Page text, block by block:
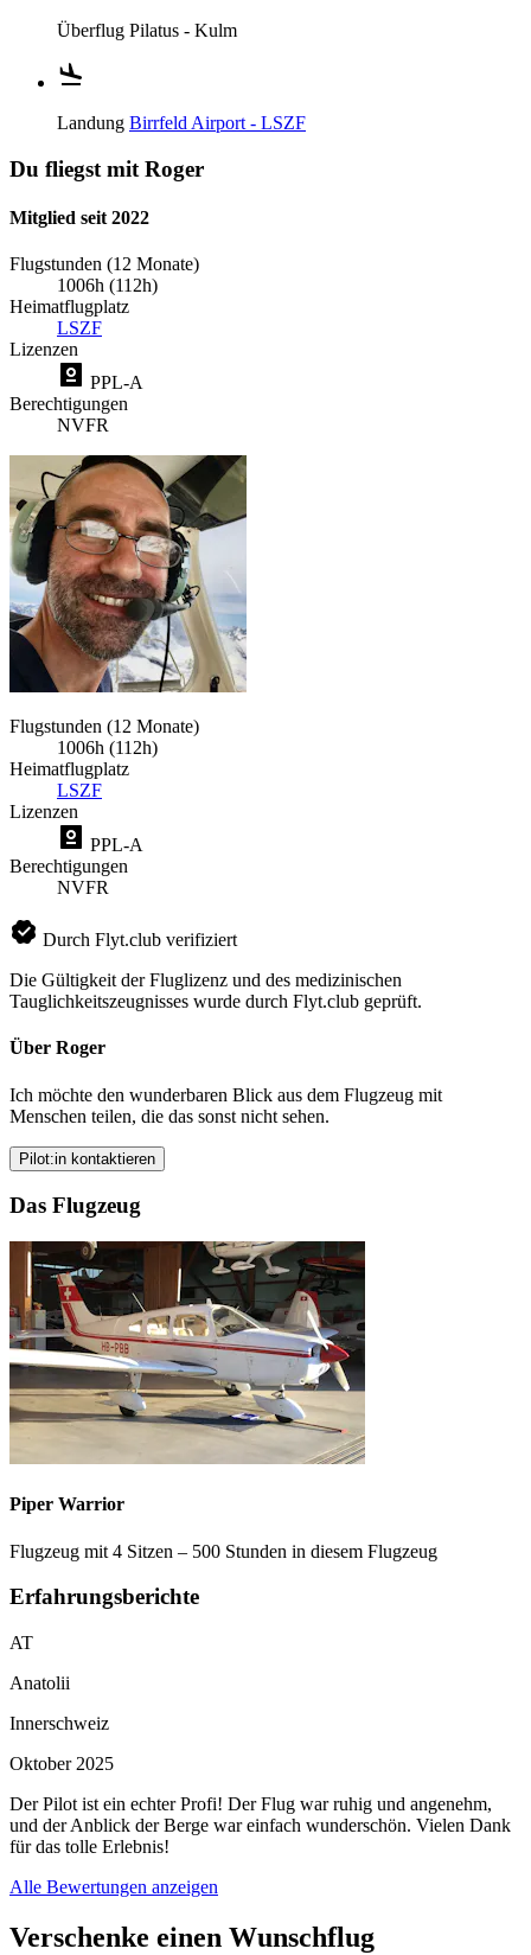
Überflug Pilatus - Kulm
Landung Birrfeld Airport - LSZF
Du fliegst mit Roger
Mitglied seit 2022
Flugstunden (12 Monate)
1006h (112h)
Heimatflugplatz
LSZF
Lizenzen
PPL-A
Berechtigungen
NVFR
Flugstunden (12 Monate)
1006h (112h)
Heimatflugplatz
LSZF
Lizenzen
PPL-A
Berechtigungen
NVFR
Durch Flyt.club verifiziert
Die Gültigkeit der Fluglizenz und des medizinischen
Tauglichkeitszeugnisses wurde durch Flyt.club geprüft.
Über Roger
Ich möchte den wunderbaren Blick aus dem Flugzeug mit
Menschen teilen, die das sonst nicht sehen.
Pilot:in kontaktieren
Das Flugzeug
Piper Warrior
Flugzeug mit 4 Sitzen – 500 Stunden in diesem Flugzeug
Erfahrungsberichte
AT
Anatolii
Innerschweiz
Oktober 2025
Der Pilot ist ein echter Profi! Der Flug war ruhig und angenehm,
und der Anblick der Berge war einfach wunderschön. Vielen Dank
für das tolle Erlebnis!
Alle Bewertungen anzeigen
Verschenke einen Wunschflug